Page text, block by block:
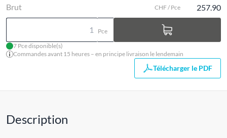
Brut CHF / Pce 257.90
Pce
7 Pce disponible(s)
Commandes avant 15 heures – en principe livraison le lendemain
Télécharger le PDF
Description